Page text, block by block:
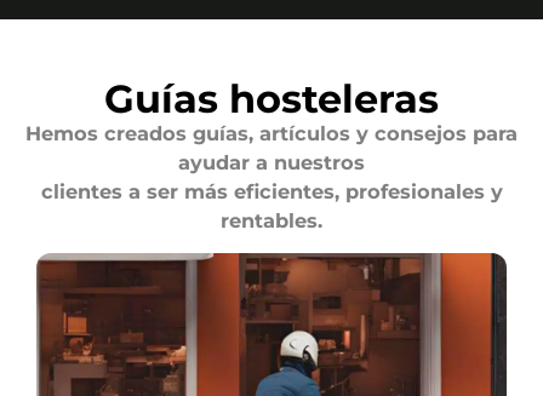
Guías hosteleras
Hemos creados guías, artículos y consejos para
ayudar a nuestros
clientes a ser más eficientes, profesionales y
rentables.